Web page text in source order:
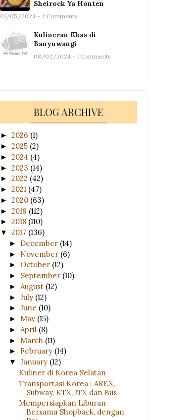
Sheirock Ya Honten
01/05/2024 - 2 Comments
Kulineran Khas di
Banyuwangi
08/02/2024 - 1 Comments
BLOG ARCHIVE
► 2026 (1)
► 2025 (2)
► 2024 (4)
► 2023 (14)
► 2022 (42)
► 2021 (47)
► 2020 (63)
► 2019 (112)
► 2018 (110)
▼ 2017 (136)
► December (14)
► November (6)
► October (12)
► September (10)
► August (12)
► July (12)
► June (10)
► May (15)
► April (8)
► March (11)
► February (14)
▼ January (12)
Kuliner di Korea Selatan
Transportasi Korea : AREX,
Subway, KTX, ITX dan Bus
Mempersiapkan Liburan
Bersama Shopback, dengan